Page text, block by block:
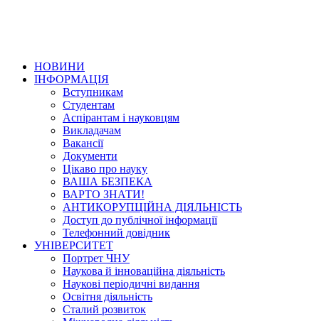
НОВИНИ
ІНФОРМАЦІЯ
Вступникам
Студентам
Аспірантам і науковцям
Викладачам
Вакансії
Документи
Цікаво про науку
ВАША БЕЗПЕКА
ВАРТО ЗНАТИ!
АНТИКОРУПЦІЙНА ДІЯЛЬНІСТЬ
Доступ до публічної інформації
Телефонний довідник
УНІВЕРСИТЕТ
Портрет ЧНУ
Наукова й інноваційна діяльність
Наукові періодичні видання
Освітня діяльність
Сталий розвиток